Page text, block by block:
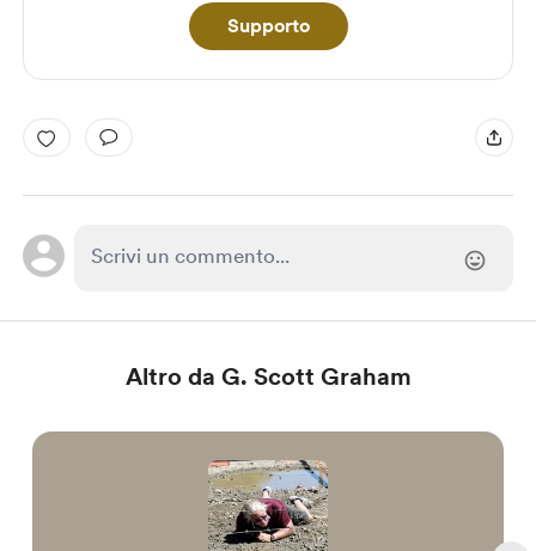
Supporto
Altro da G. Scott Graham